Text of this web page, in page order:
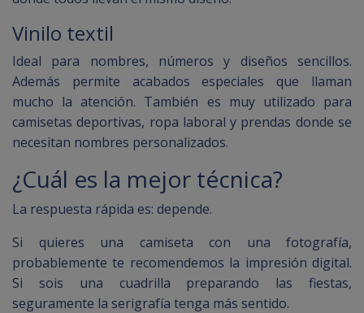
Vinilo textil
Ideal para nombres, números y diseños sencillos.
Además permite acabados especiales que llaman
mucho la atención. También es muy utilizado para
camisetas deportivas, ropa laboral y prendas donde se
necesitan nombres personalizados.
¿Cuál es la mejor técnica?
La respuesta rápida es: depende.
Si quieres una camiseta con una fotografía,
probablemente te recomendemos la impresión digital.
Si sois una cuadrilla preparando las fiestas,
seguramente la serigrafía tenga más sentido.